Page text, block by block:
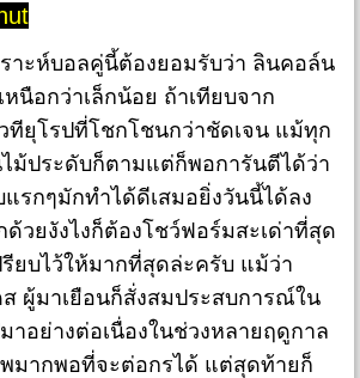
ห์บอลคู่นี้ต้องยอมรับว่า ลินคอล์น
นือกว่าเล็กน้อย ถ้าเทียบจาก
ทียุโรปที่โชกโชนกว่าชัดเจน แม้ทุก
ไม้ประดับก็ตามแต่ก็พอการันตีได้ว่า
รกๆมักทำได้ดีเสมอยิ่งวันนี้ได้ลง
วยงังไงก็ต้องโชว์ฟอร์มสะเด่าที่สุด
ยบไว้ให้มากที่สุดล่ะครับ แม้ว่า
ส ผู้มาเยือนก็สั่งสมประสบการณ์ใน
าอย่างต่อเนื่องในช่วงหลายฤดูกาล
มากพอที่จะต่อกรได้ แต่สุดท้ายก็